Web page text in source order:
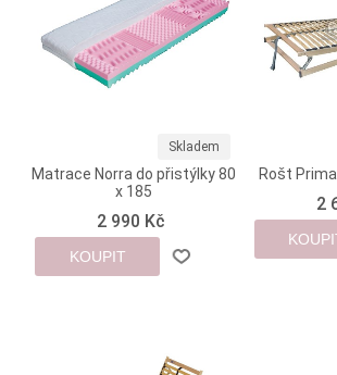
Skladem
Matrace Norra do přistýlky 80
x 185
2 990 Kč
KOUPIT
Rošt
2